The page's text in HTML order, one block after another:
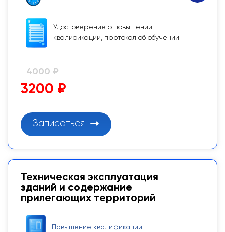
Удостоверение о повышении
квалификации, протокол об обучении
4000 ₽
3200 ₽
Записаться
Техническая эксплуатация
зданий и содержание
прилегающих территорий
Повышение квалификации